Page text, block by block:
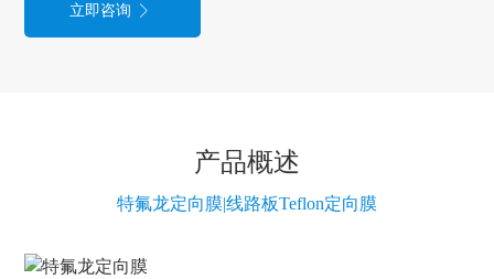
立即咨询
产品概述
特氟龙定向膜|线路板Teflon定向膜